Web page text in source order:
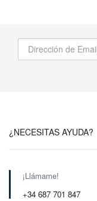
¿NECESITAS AYUDA?
¡Llámame!
+34 687 701 847